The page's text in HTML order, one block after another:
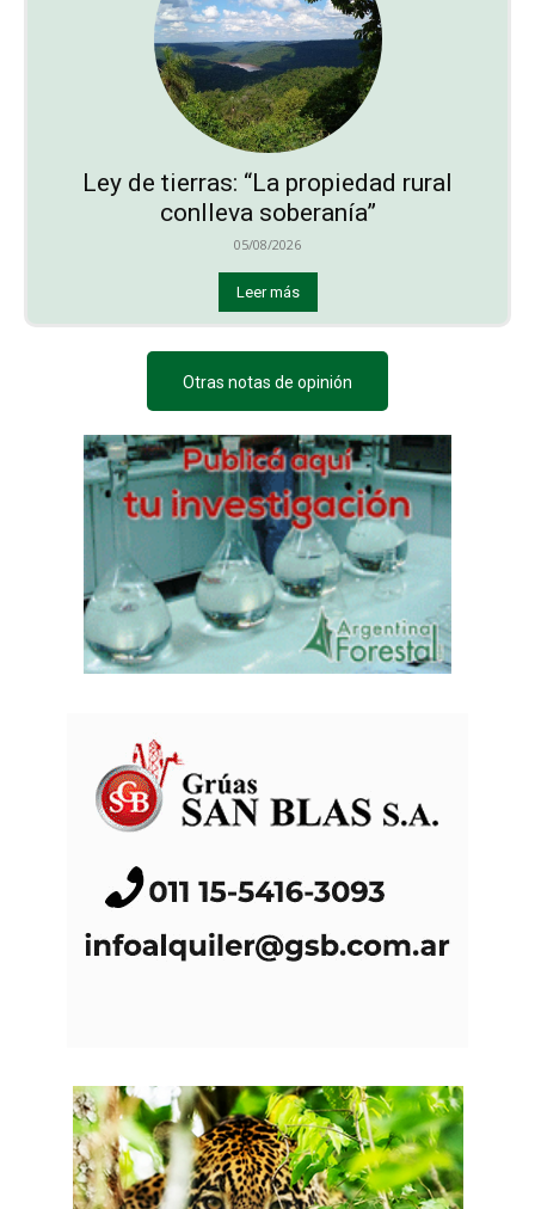
Ley de tierras: “La propiedad rural
conlleva soberanía”
05/08/2026
Leer más
Otras notas de opinión